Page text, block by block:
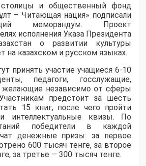
и общественный фонд
– Читающая нация» подписали
меморандум. Проект
исполнения Указа Президента
о развитии культуры
на казахском и русском языках.
принять участие учащиеся 6-10
педагоги, госслужащие,
желающие независимо от сферы
предстоит за шесть
15 книг, после чего пройти
интеллектуальные квизы. По
победители в каждой
денежные призы: за первое
600 тысяч тенге, за второе
за третье — 300 тысяч тенге.